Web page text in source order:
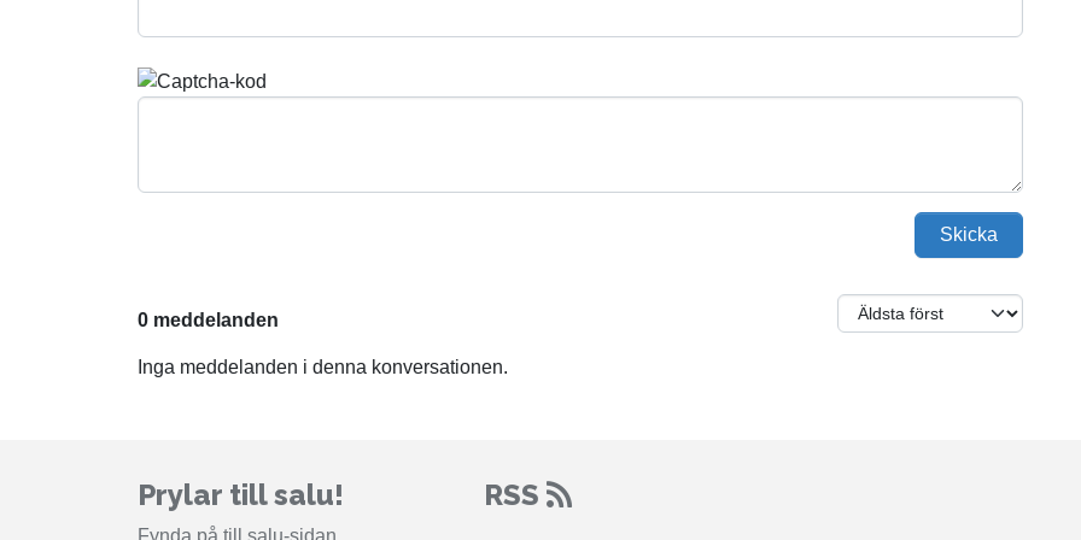
Skicka
0 meddelanden
Inga meddelanden i denna konversationen.
Prylar till salu!
Fynda på till salu-sidan
RSS